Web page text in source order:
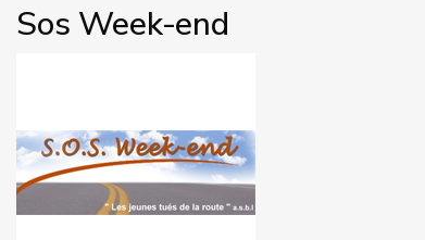
Sos Week-end